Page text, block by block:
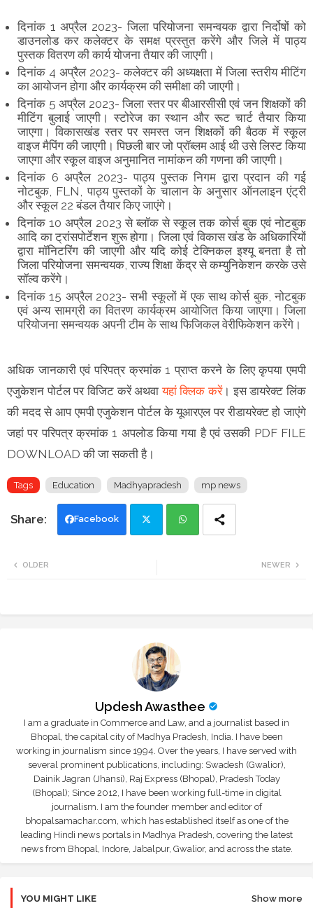
दिनांक 1 अप्रैल 2023- जिला परियोजना समन्वयक द्वारा निर्दोषों को
डाउनलोड कर कलेक्टर के समक्ष प्रस्तुत करेंगे और जिले में पाठ्य
पुस्तक वितरण की कार्य योजना तैयार की जाएगी।
दिनांक 4 अप्रैल 2023- कलेक्टर की अध्यक्षता में जिला स्तरीय मीटिंग
का आयोजन होगा और कार्यक्रम की समीक्षा की जाएगी।
दिनांक 5 अप्रैल 2023- जिला स्तर पर बीआरसीसी एवं जन शिक्षकों की
मीटिंग बुलाई जाएगी। स्टोरेज का स्थान और रूट चार्ट तैयार किया
जाएगा। विकासखंड स्तर पर समस्त जन शिक्षकों की बैठक में स्कूल
वाइज मैपिंग की जाएगी। पिछली बार जो प्रॉब्लम आई थी उसे लिस्ट किया
जाएगा और स्कूल वाइज अनुमानित नामांकन की गणना की जाएगी।
दिनांक 6 अप्रैल 2023- पाठ्य पुस्तक निगम द्वारा प्रदान की गई
नोटबुक, FLN, पाठ्य पुस्तकों के चालान के अनुसार ऑनलाइन एंट्री
और स्कूल 22 बंडल तैयार किए जाएंगे।
दिनांक 10 अप्रैल 2023 से ब्लॉक से स्कूल तक कोर्स बुक एवं नोटबुक
आदि का ट्रांसपोर्टेशन शुरू होगा। जिला एवं विकास खंड के अधिकारियों
द्वारा मॉनिटरिंग की जाएगी और यदि कोई टेक्निकल इश्यू बनता है तो
जिला परियोजना समन्वयक, राज्य शिक्षा केंद्र से कम्युनिकेशन करके उसे
सॉल्व करेंगे।
दिनांक 15 अप्रैल 2023- सभी स्कूलों में एक साथ कोर्स बुक, नोटबुक
एवं अन्य सामग्री का वितरण कार्यक्रम आयोजित किया जाएगा। जिला
परियोजना समन्वयक अपनी टीम के साथ फिजिकल वेरीफिकेशन करेंगे।
अधिक जानकारी एवं परिपत्र क्रमांक 1 प्राप्त करने के लिए कृपया एमपी
एजुकेशन पोर्टल पर विजिट करें अथवायहां क्लिक करें। इस डायरेक्ट लिंक
की मदद से आप एमपी एजुकेशन पोर्टल के यूआरएल पर रीडायरेक्ट हो जाएंगे
जहां पर परिपत्र क्रमांक 1 अपलोड किया गया है एवं उसकी PDF FILE
DOWNLOAD की जा सकती है।
Tags Education Madhyapradesh mp news
Facebook
NEWER
OLDER
Updesh Awasthee
I am a graduate in Commerce and Law, and a journalist based in
Bhopal, the capital city of Madhya Pradesh, India. I have been
working in journalism since 1994. Over the years, I have served with
several prominent publications, including: Swadesh (Gwalior),
Dainik Jagran (Jhansi), Raj Express (Bhopal), Pradesh Today
(Bhopal); Since 2012, I have been working full-time in digital
journalism. I am the founder member and editor of
bhopalsamachar.com, which has established itself as one of the
leading Hindi news portals in Madhya Pradesh, covering the latest
news from Bhopal, Indore, Jabalpur, Gwalior, and across the state.
YOU MIGHT LIKE Show more